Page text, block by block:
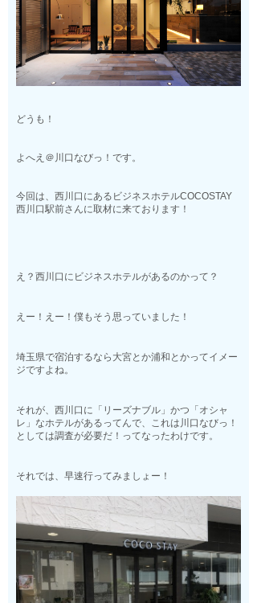
どうも！
よへえ＠川口なびっ！です。
今回は、西川口にあるビジネスホテルCOCOSTAY
西川口駅前さんに取材に来ております！
え？西川口にビジネスホテルがあるのかって？
えー！えー！僕もそう思っていました！
埼玉県で宿泊するなら大宮とか浦和とかってイメー
ジですよね。
それが、西川口に「リーズナブル」かつ「オシャ
レ」なホテルがあるってんで、これは川口なびっ！
としては調査が必要だ！ってなったわけです。
それでは、早速行ってみましょー！